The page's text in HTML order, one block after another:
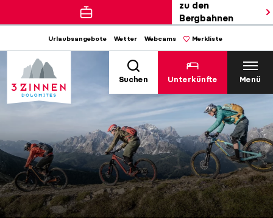
zu den
Bergbahnen
Urlaubsangebote Wetter Webcams Merkliste
Suchen Unterkünfte Menü